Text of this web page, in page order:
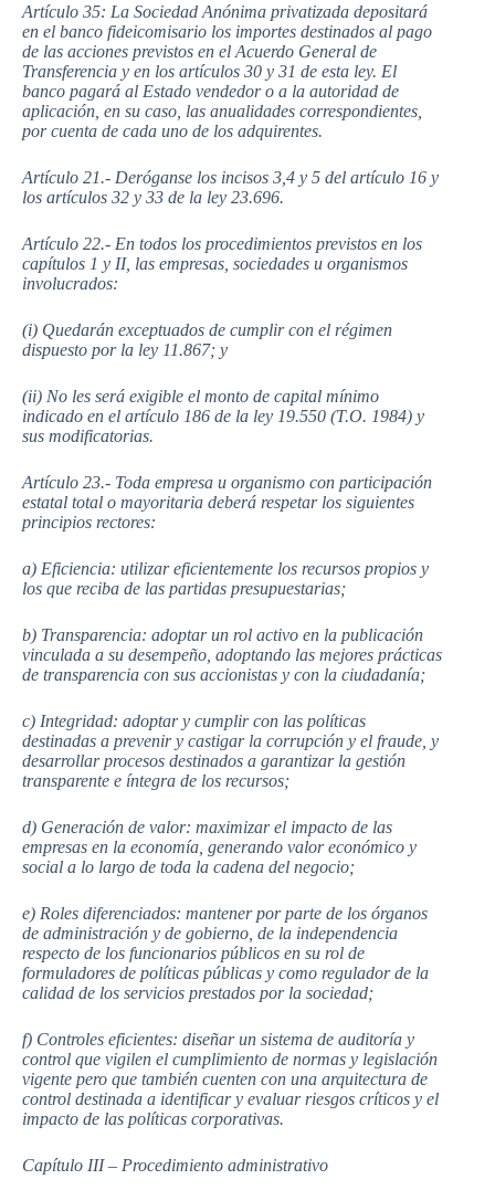
Artículo 35: La Sociedad Anónima privatizada depositará
en el banco fideicomisario los importes destinados al pago
de las acciones previstos en el Acuerdo General de
Transferencia y en los artículos 30 y 31 de esta ley. El
banco pagará al Estado vendedor o a la autoridad de
aplicación, en su caso, las anualidades correspondientes,
por cuenta de cada uno de los adquirentes.
Artículo 21.- Deróganse los incisos 3,4 y 5 del artículo 16 y
los artículos 32 y 33 de la ley 23.696.
Artículo 22.- En todos los procedimientos previstos en los
capítulos 1 y II, las empresas, sociedades u organismos
involucrados:
(i) Quedarán exceptuados de cumplir con el régimen
dispuesto por la ley 11.867; y
(ii) No les será exigible el monto de capital mínimo
indicado en el artículo 186 de la ley 19.550 (T.O. 1984) y
sus modificatorias.
Artículo 23.- Toda empresa u organismo con participación
estatal total o mayoritaria deberá respetar los siguientes
principios rectores:
a) Eficiencia: utilizar eficientemente los recursos propios y
los que reciba de las partidas presupuestarias;
b) Transparencia: adoptar un rol activo en la publicación
vinculada a su desempeño, adoptando las mejores prácticas
de transparencia con sus accionistas y con la ciudadanía;
c) Integridad: adoptar y cumplir con las políticas
destinadas a prevenir y castigar la corrupción y el fraude, y
desarrollar procesos destinados a garantizar la gestión
transparente e íntegra de los recursos;
d) Generación de valor: maximizar el impacto de las
empresas en la economía, generando valor económico y
social a lo largo de toda la cadena del negocio;
e) Roles diferenciados: mantener por parte de los órganos
de administración y de gobierno, de la independencia
respecto de los funcionarios públicos en su rol de
formuladores de políticas públicas y como regulador de la
calidad de los servicios prestados por la sociedad;
f) Controles eficientes: diseñar un sistema de auditoría y
control que vigilen el cumplimiento de normas y legislación
vigente pero que también cuenten con una arquitectura de
control destinada a identificar y evaluar riesgos críticos y el
impacto de las políticas corporativas.
Capítulo III – Procedimiento administrativo